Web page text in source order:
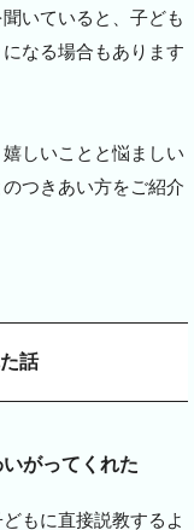
いていると、子ども
なる場合もあります
嬉しいことと悩ましい
つきあい方をご紹介
話
がってくれた
もに直接説教するよ